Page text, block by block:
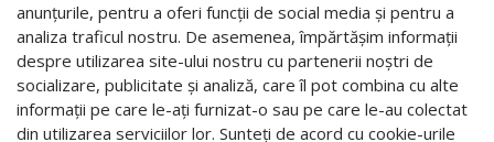
anunțurile, pentru a oferi funcții de social media și pentru a
analiza traficul nostru. De asemenea, împărtășim informații
despre utilizarea site-ului nostru cu partenerii noștri de
socializare, publicitate și analiză, care îl pot combina cu alte
informații pe care le-ați furnizat-o sau pe care le-au colectat
din utilizarea serviciilor lor. Sunteți de acord cu cookie-urile